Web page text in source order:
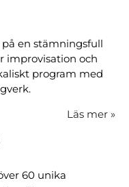
en stämningsfull
improvisation och
program med
Läs mer »
60 unika